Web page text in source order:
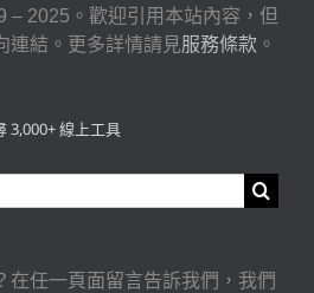
– 2025。歡迎引用本站內容，但
連結。更多詳情請見服務條款 。
3,000+ 線上工具
在任一頁面留言告訴我們，我們